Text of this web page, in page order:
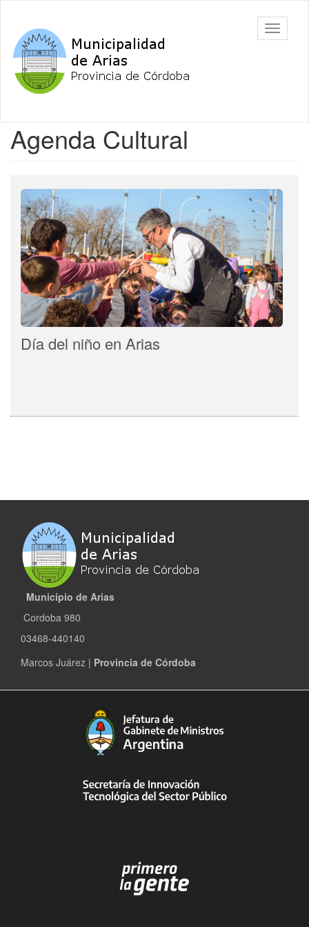
contenido
principal
Arias
barra
Contenido
Agenda Cultural
Día del niño en Arias
Municipio de Arias
Cordoba 980
03468-440140
Marcos Juárez | Provincia de Córdoba